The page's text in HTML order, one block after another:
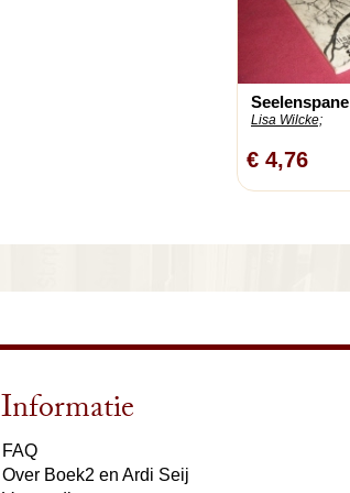
Seelenspane
Lisa Wilcke;
€ 4,76
Informatie
FAQ
Over Boek2 en Ardi Seij